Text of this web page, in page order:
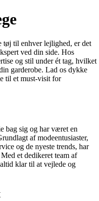
tøj til enhver lejlighed, er det
ved din side. Hos
og stil under ét tag, hvilket
garderobe. Lad os dykke
til et must-visit for
bag sig og har været en
af modeentusiaster,
og de nyeste trends, har
et dedikeret team af
klar til at vejlede og